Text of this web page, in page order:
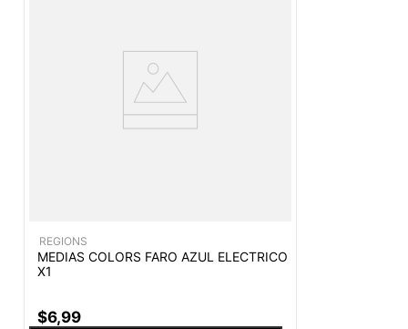
REGIONS
MEDIAS COLORS FARO AZUL ELECTRICO
X1
$6,99